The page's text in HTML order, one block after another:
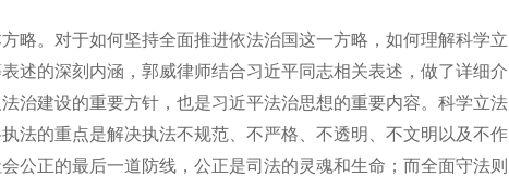
略。对于如何坚持全面推进依法治国这一方略，如何理解科学立
述的深刻内涵，郭威律师结合习近平同志相关表述，做了详细介
治建设的重要方针，也是习近平法治思想的重要内容。科学立法
法的重点是解决执法不规范、不严格、不透明、不文明以及不作
公正的最后一道防线，公正是司法的灵魂和生命；而全面守法则